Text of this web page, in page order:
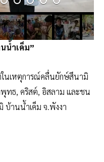
น้ำเค็ม”
นเหตุการณ์คลื่นยักษ์สึนามิ
ทธ, คริสต์, อิสลาม และชน
านน้ำเค็ม จ.พังงา